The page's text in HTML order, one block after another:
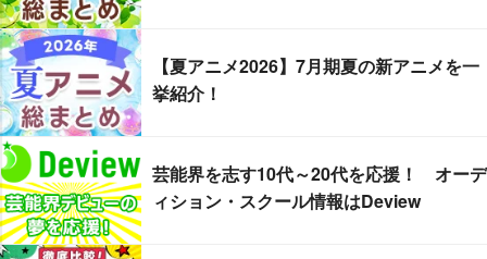
【夏アニメ2026】7月期夏の新アニメを一
挙紹介！
芸能界を志す10代～20代を応援！ オーデ
ィション・スクール情報はDeview